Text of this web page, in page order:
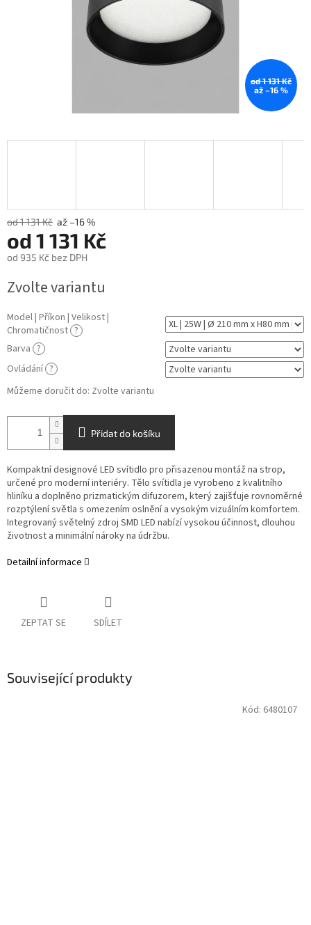
od 1 131 Kč
až –16 %
od 1 131 Kč až –16 %
od 1 131 Kč
od 935 Kč bez DPH
cena:
Zvolte variantu
Model | Příkon | Velikost |
Chromatičnost ?
Barva ?
Ovládání ?
Můžeme doručit do: Zvolte variantu
Přidat do košíku
Kompaktní designové LED svítidlo pro přisazenou montáž na strop,
určené pro moderní interiéry. Tělo svítidla je vyrobeno z kvalitního
hliníku a doplněno prizmatickým difuzorem, který zajišťuje rovnoměrné
rozptýlení světla s omezením oslnění a vysokým vizuálním komfortem.
Integrovaný světelný zdroj SMD LED nabízí vysokou účinnost, dlouhou
životnost a minimální nároky na údržbu.
Detailní informace
ZEPTAT SE SDÍLET
Související produkty
Kód: 6480107